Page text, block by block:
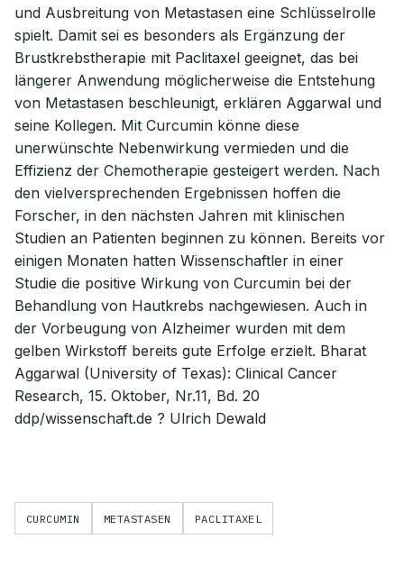
und Ausbreitung von Metastasen eine Schlüsselrolle
spielt. Damit sei es besonders als Ergänzung der
Brustkrebstherapie mit Paclitaxel geeignet, das bei
längerer Anwendung möglicherweise die Entstehung
von Metastasen beschleunigt, erklären Aggarwal und
seine Kollegen. Mit Curcumin könne diese
unerwünschte Nebenwirkung vermieden und die
Effizienz der Chemotherapie gesteigert werden. Nach
den vielversprechenden Ergebnissen hoffen die
Forscher, in den nächsten Jahren mit klinischen
Studien an Patienten beginnen zu können. Bereits vor
einigen Monaten hatten Wissenschaftler in einer
Studie die positive Wirkung von Curcumin bei der
Behandlung von Hautkrebs nachgewiesen. Auch in
der Vorbeugung von Alzheimer wurden mit dem
gelben Wirkstoff bereits gute Erfolge erzielt. Bharat
Aggarwal (University of Texas): Clinical Cancer
Research, 15. Oktober, Nr.11, Bd. 20
ddp/wissenschaft.de ? Ulrich Dewald
CURCUMIN METASTASEN PACLITAXEL